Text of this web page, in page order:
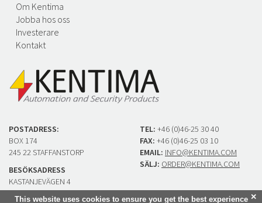
Om Kentima
Jobba hos oss
Investerare
Kontakt
POSTADRESS:
BOX 174
245 22 STAFFANSTORP
BESÖKSADRESS
KASTANJEVÄGEN 4
245 44 STAFFANSTORP
TEL: +46 (0)46-25 30 40
FAX: +46 (0)46-25 03 10
EMAIL: INFO@KENTIMA.COM
SÄLJ: ORDER@KENTIMA.COM